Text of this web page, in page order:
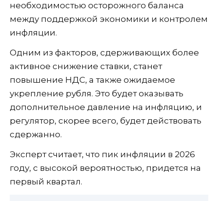
необходимостью осторожного баланса
между поддержкой экономики и контролем
инфляции.
Одним из факторов, сдерживающих более
активное снижение ставки, станет
повышение НДС, а также ожидаемое
укрепление рубля. Это будет оказывать
дополнительное давление на инфляцию, и
регулятор, скорее всего, будет действовать
сдержанно.
Эксперт считает, что пик инфляции в 2026
году, с высокой вероятностью, придется на
первый квартал.